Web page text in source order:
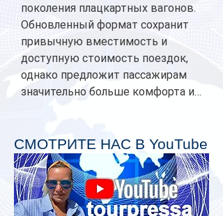
поколения плацкартных вагонов.
Обновленный формат сохранит
привычную вместимость и
доступную стоимость поездок,
однако предложит пассажирам
значительно больше комфорта и
планируется начать в 2027 году.
Одним из главных нововведений
станут индивидуальные шторки у
каждого спального места. Они
позволят пассажирам закрыть свою
СМОТРИТЕ НАС В YouTube